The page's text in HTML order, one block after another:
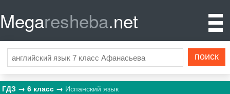
Megaresheba.net
ГДЗ 6 класс Испанский язык